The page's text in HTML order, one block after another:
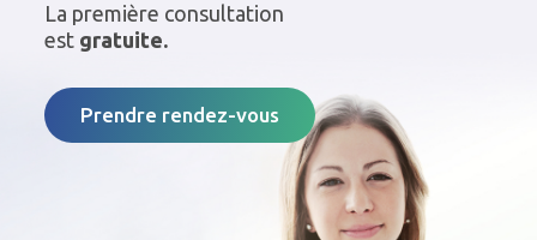
La première consultation
est gratuite.
Prendre rendez-vous